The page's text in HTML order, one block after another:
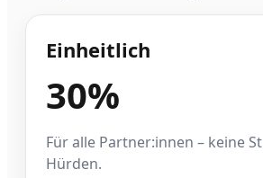
Einheitlich
30%
Für alle Partner:innen – keine
Hürden.